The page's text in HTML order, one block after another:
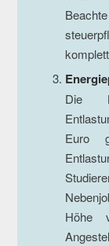
Die
Euro
Höhe